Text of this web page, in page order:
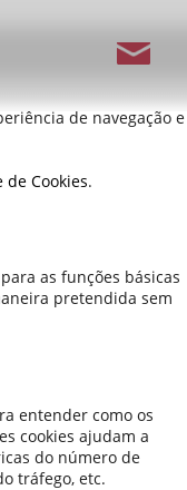
para este
analíticos e
de navegação e
Cookies.
as funções básicas
pretendida sem
entender como os
cookies ajudam a
do número de
tráfego, etc.